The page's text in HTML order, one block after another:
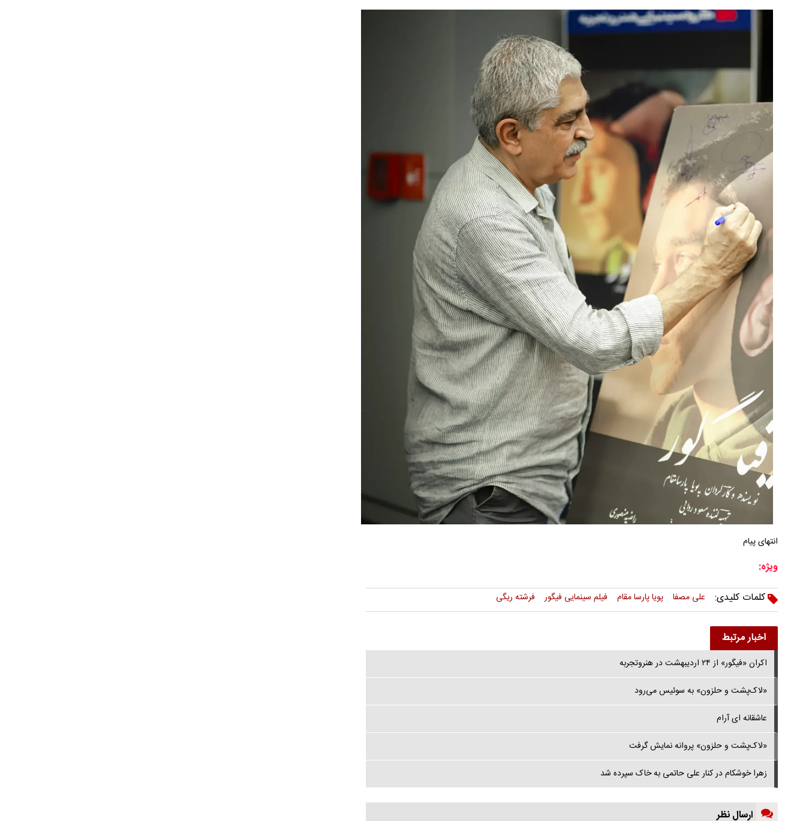
انتهای پیام
ویژه:
کلمات کلیدی:
علی مصفا پویا پارسا مقام فیلم سینمایی فیگور فرشته ریگی
اخبار مرتبط
اکران «فیگور» از ۲۴ اردیبهشت در هنروتجربه
«لاک‌پشت و حلزون» به سوئیس می‌رود
عاشقانه ای آرام
«لاک‌پشت و حلزون» پروانه نمایش گرفت
زهرا خوشکام در کنار علی حاتمی به خاک سپرده شد
ارسال نظر